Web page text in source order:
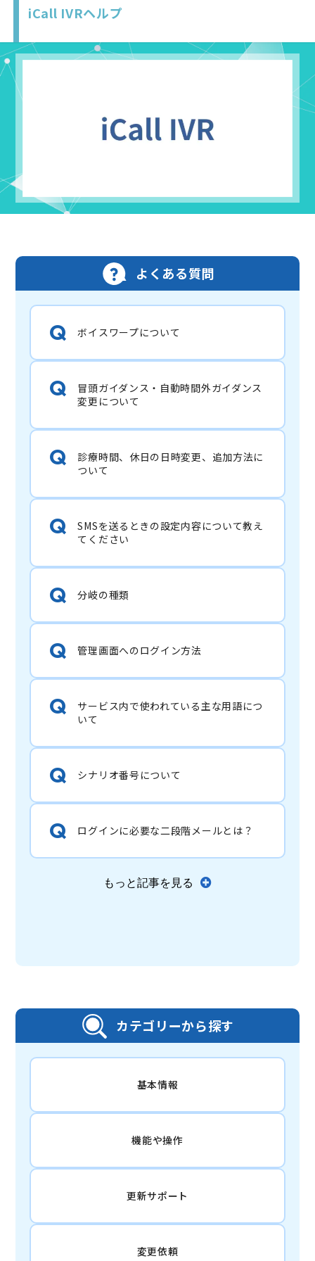
iCall IVRヘルプ
よくある質問
ボイスワープについて
冒頭ガイダンス・自動時間外ガイダンス
変更について
診療時間、休日の日時変更、追加方法に
ついて
SMSを送るときの設定内容について教え
てください
分岐の種類
管理画面へのログイン方法
サービス内で使われている主な用語につ
いて
シナリオ番号について
ログインに必要な二段階メールとは？
もっと記事を見る
カテゴリーから探す
基本情報
機能や操作
更新サポート
変更依頼